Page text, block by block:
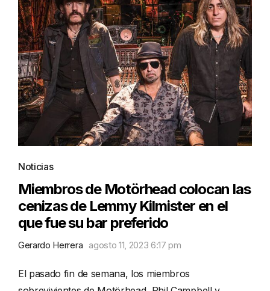
Noticias
Miembros de Motörhead colocan las
cenizas de Lemmy Kilmister en el
que fue su bar preferido
Gerardo Herrera agosto 11, 2023 6:17 pm
El pasado fin de semana, los miembros